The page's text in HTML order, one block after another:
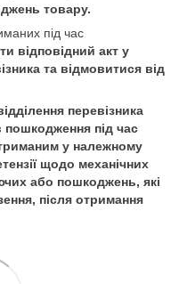
товару.
під час
відповідний акт у
та відмовитися від
перевізника
пошкодження під час
у належному
щодо механічних
або пошкоджень, які
після отримання